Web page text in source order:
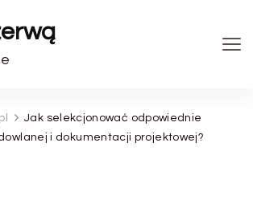
Jak selekcjonować odpowiednie
i dokumentacji projektowej?